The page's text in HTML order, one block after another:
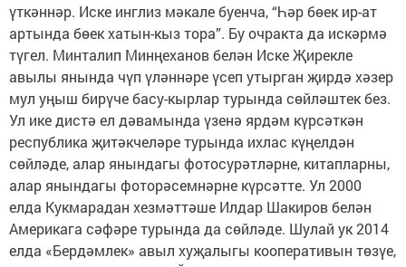
үткәннәр. Иске инглиз мәкале буенча, “Һәр бөек ир-ат
артында бөек хатын-кыз тора”. Бу очракта да искәрмә
түгел. Минталип Минңеханов белән Иске Җирекле
авылы янында чүп үләннәре үсеп утырган җирдә хәзер
мул уңыш бирүче басу-кырлар турында сөйләштек без.
Ул ике дистә ел дәвамында үзенә ярдәм күрсәткән
республика җитәкчеләре турында ихлас күңелдән
сөйләде, алар янындагы фотосурәтләрне, китапларны,
алар янындагы фоторәсемнәрне күрсәтте. Ул 2000
елда Кукмарадан хезмәттәше Илдар Шакиров белән
Америкага сәфәре турында да сөйләде. Шулай ук 2014
елда «Бердәмлек» авыл хуҗалыгы кооперативын төзүе,